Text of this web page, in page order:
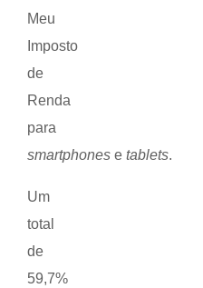
Meu
Imposto
de
Renda
para
smartphones e tablets.
Um
total
de
59,7%